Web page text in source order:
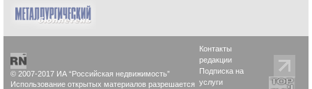
© 2007-2017 ИА “Российская недвижимость”
Использование открытых материалов разрешается
Контакты
редакции
Подписка на
услуги